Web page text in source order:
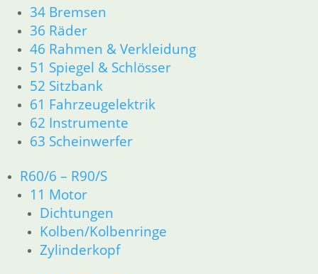
34 Bremsen
36 Räder
46 Rahmen & Verkleidung
51 Spiegel & Schlösser
52 Sitzbank
61 Fahrzeugelektrik
62 Instrumente
63 Scheinwerfer
R60/6 – R90/S
11 Motor
Dichtungen
Kolben/Kolbenringe
Zylinderkopf
zzgl.Versandkosten
In den Warenkorb
Schutzkappe Steuerkopflager
unten
5,50€
Artikelnummer: 1234509
zzgl.Versandkosten
In den Warenkorb
Shop
Ersatzteile nach Modell
K-Modell